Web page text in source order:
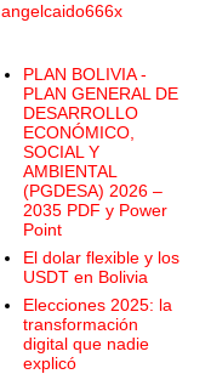
angelcaido666x
PLAN BOLIVIA -
PLAN GENERAL DE
DESARROLLO
ECONÓMICO,
SOCIAL Y
AMBIENTAL
(PGDESA) 2026 –
2035 PDF y Power
Point
El dolar flexible y los
USDT en Bolivia
Elecciones 2025: la
transformación
digital que nadie
explicó